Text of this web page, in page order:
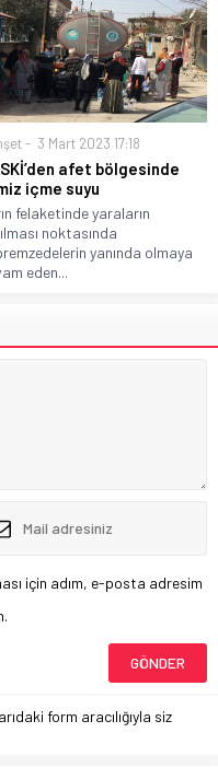
3 Mart 2023 17:18
afet bölgesinde
içme suyu
felaketinde yaraların
noktasında
yanında olmaya
eden...
için adım, e-posta adresim
form aracılığıyla siz